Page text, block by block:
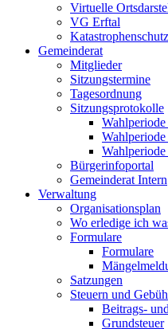
Virtuelle
VG Erftal
Katastrophenschutz
Gemeinderat
Mitglieder
Sitzungstermine
Tagesordnung
Sitzungsprotokolle
Bürgerinfoportal
Gemeinderat Intern
Verwaltung
Organisationsplan
Wo erledige ich
Formulare
Formulare
Satzungen
Steuern und
Beitrags-
Grundsteuer